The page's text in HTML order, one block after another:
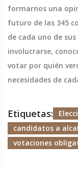
formarnos una
futuro de las 345
de cada uno de
involucrarse,
votar por quién
necesidades de
Etiquetas:
candidatos a
votaciones